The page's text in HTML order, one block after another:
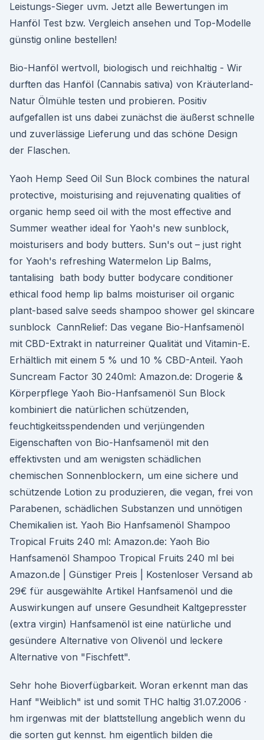
Leistungs-Sieger uvm. Jetzt alle Bewertungen im
Hanföl Test bzw. Vergleich ansehen und Top-Modelle
günstig online bestellen!
Bio-Hanföl wertvoll, biologisch und reichhaltig - Wir
durften das Hanföl (Cannabis sativa) von Kräuterland-
Natur Ölmühle testen und probieren. Positiv
aufgefallen ist uns dabei zunächst die äußerst schnelle
und zuverlässige Lieferung und das schöne Design
der Flaschen.
Yaoh Hemp Seed Oil Sun Block combines the natural
protective, moisturising and rejuvenating qualities of
organic hemp seed oil with the most effective and
Summer weather ideal for Yaoh's new sunblock,
moisturisers and body butters. Sun's out – just right
for Yaoh's refreshing Watermelon Lip Balms,
tantalising bath body butter bodycare conditioner
ethical food hemp lip balms moisturiser oil organic
plant-based salve seeds shampoo shower gel skincare
sunblock CannRelief: Das vegane Bio-Hanfsamenöl
mit CBD-Extrakt in naturreiner Qualität und Vitamin-E.
Erhältlich mit einem 5 % und 10 % CBD-Anteil. Yaoh
Suncream Factor 30 240ml: Amazon.de: Drogerie &
Körperpflege Yaoh Bio-Hanfsamenöl Sun Block
kombiniert die natürlichen schützenden,
feuchtigkeitsspendenden und verjüngenden
Eigenschaften von Bio-Hanfsamenöl mit den
effektivsten und am wenigsten schädlichen
chemischen Sonnenblockern, um eine sichere und
schützende Lotion zu produzieren, die vegan, frei von
Parabenen, schädlichen Substanzen und unnötigen
Chemikalien ist. Yaoh Bio Hanfsamenöl Shampoo
Tropical Fruits 240 ml: Amazon.de: Yaoh Bio
Hanfsamenöl Shampoo Tropical Fruits 240 ml bei
Amazon.de | Günstiger Preis | Kostenloser Versand ab
29€ für ausgewählte Artikel Hanfsamenöl und die
Auswirkungen auf unsere Gesundheit Kaltgepresster
(extra virgin) Hanfsamenöl ist eine natürliche und
gesündere Alternative von Olivenöl und leckere
Alternative von "Fischfett".
Sehr hohe Bioverfügbarkeit. Woran erkennt man das
Hanf "Weiblich" ist und somit THC haltig 31.07.2006 ·
hm irgenwas mit der blattstellung angeblich wenn du
die sorten gut kennst. hm eigentlich bilden die